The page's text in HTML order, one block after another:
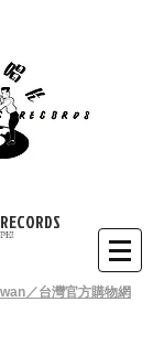
／台灣官方購物網